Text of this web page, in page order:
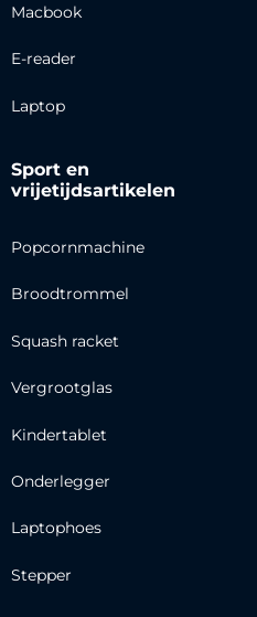
Macbook
E-reader
Laptop
Sport en
vrijetijdsartikelen
Popcornmachine
Broodtrommel
Squash racket
Vergrootglas
Kindertablet
Onderlegger
Laptophoes
Stepper